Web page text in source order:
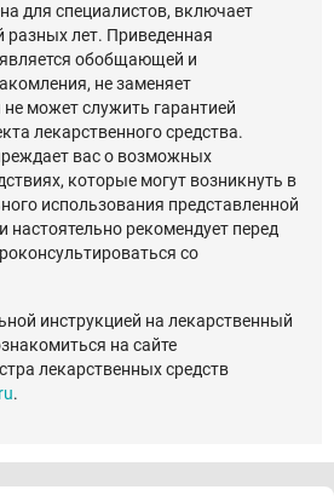
для специалистов, включает
разных лет. Приведенная
обобщающей и
не заменяет
может служить гарантией
лекарственного средства.
вас о возможных
которые могут возникнуть в
использования представленной
настоятельно рекомендует перед
со
инструкцией на лекарственный
на сайте
лекарственных средств
.